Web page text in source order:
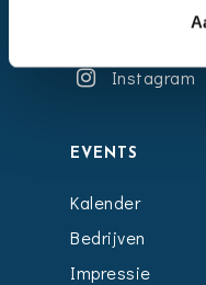
Instagram
EVENTS
Kalender
Bedrijven
Impressie